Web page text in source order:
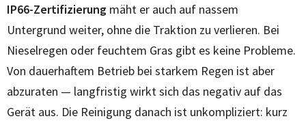
IP66-Zertifizierung mäht er auch auf nassem
Untergrund weiter, ohne die Traktion zu verlieren. Bei
Nieselregen oder feuchtem Gras gibt es keine Probleme.
Von dauerhaftem Betrieb bei starkem Regen ist aber
abzuraten — langfristig wirkt sich das negativ auf das
Gerät aus. Die Reinigung danach ist unkompliziert: kurz